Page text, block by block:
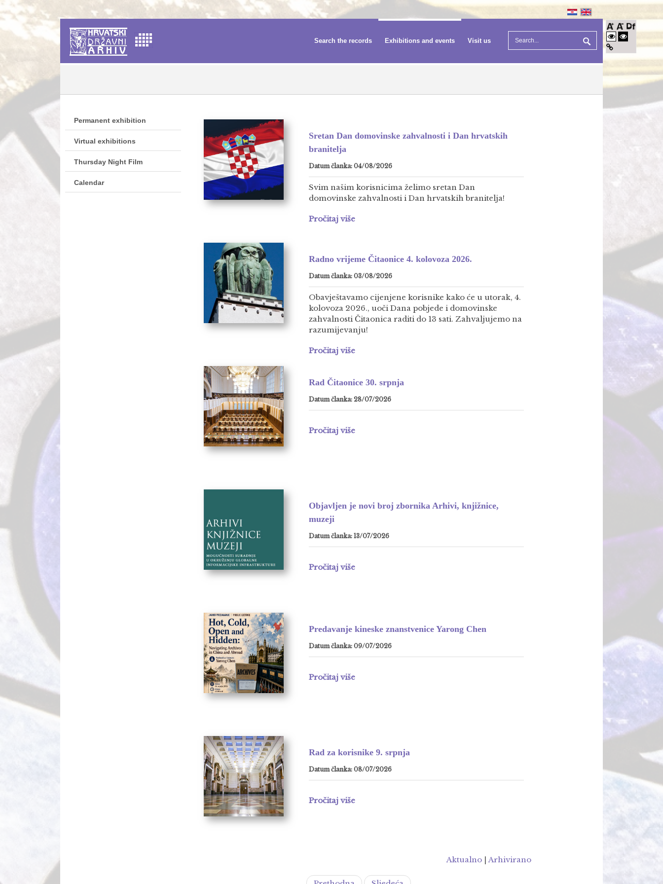
Search the records Exhibitions and events Visit us
Permanent exhibition
Virtual exhibitions
Thursday Night Film
Calendar
Sretan Dan domovinske zahvalnosti i Dan hrvatskih
branitelja
Datum članka: 04/08/2026
Svim našim korisnicima želimo sretan Dan
domovinske zahvalnosti i Dan hrvatskih branitelja!
Pročitaj više
Radno vrijeme Čitaonice 4. kolovoza 2026.
Datum članka: 03/08/2026
Obavještavamo cijenjene korisnike kako će u utorak, 4.
kolovoza 2026., uoči Dana pobjede i domovinske
zahvalnosti Čitaonica raditi do 13 sati. Zahvaljujemo na
razumijevanju!
Pročitaj više
Rad Čitaonice 30. srpnja
Datum članka: 28/07/2026
Pročitaj više
Objavljen je novi broj zbornika Arhivi, knjižnice,
muzeji
Datum članka: 13/07/2026
Pročitaj više
Predavanje kineske znanstvenice Yarong Chen
Datum članka: 09/07/2026
Pročitaj više
Rad za korisnike 9. srpnja
Datum članka: 08/07/2026
Pročitaj više
Aktualno |Arhivirano